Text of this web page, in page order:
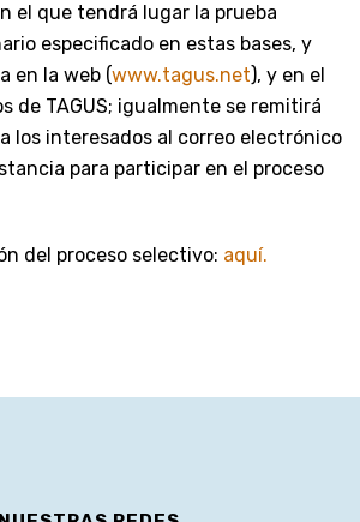
el que tendrá lugar la prueba
especificado en estas bases, y
en la web (www.tagus.net), y en el
de TAGUS; igualmente se remitirá
los interesados al correo electrónico
para participar en el proceso
del proceso selectivo: aquí.